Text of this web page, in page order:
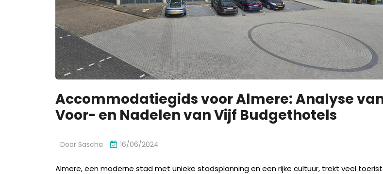
Accommodatiegids voor Almere: Analyse
Voor- en Nadelen van Vijf Budgethotels
Door Sascha 16/06/2024
Almere, een moderne stad met unieke stadsplanning en een rijke cultuur, trekt veel